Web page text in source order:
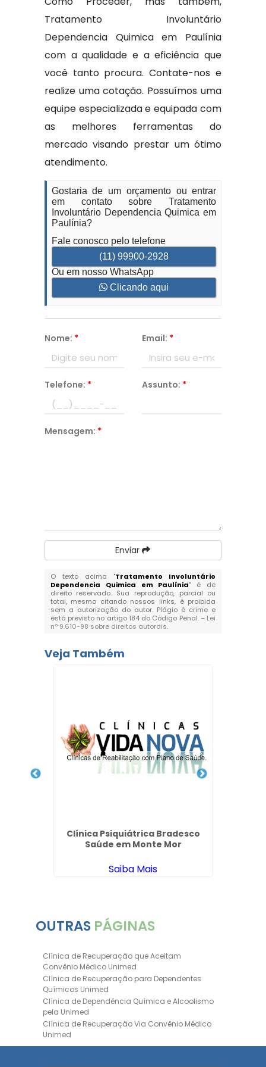
Tratamento Involuntário
Dependencia Quimica em Paulínia
com a qualidade e a eficiência que
você tanto procura. Contate-nos e
realize uma cotação. Possuímos uma
equipe especializada e equipada com
as melhores ferramentas do
mercado visando prestar um ótimo
atendimento.
Gostaria de um orçamento ou entrar
em contato sobre Tratamento
Involuntário Dependencia Quimica em
Paulínia?
Fale conosco pelo telefone
(11) 99900-2928
Ou em nosso WhatsApp
Clicando aqui
Nome: * Email: *
Telefone: * Assunto: *
Mensagem: *
Enviar
O texto acima "Tratamento Involuntário
Dependencia Quimica em Paulínia" é de
direito reservado. Sua reprodução, parcial ou
total, mesmo citando nossos links, é proibida
sem a autorização do autor. Plágio é crime e
está previsto no artigo 184 do Código Penal. – Lei
n° 9.610-98 sobre direitos autorais.
Veja Também
Clínica Psiquiátrica Bradesco
Saúde em Monte Mor
Saiba Mais
OUTRAS PÁGINAS
Clínica de Recuperação que Aceitam
Convênio Médico Unimed
Clínica de Recuperação para Dependentes
Químicos Unimed
Clínica de Dependência Química e Alcoolismo
pela Unimed
Clínica de Recuperação Via Convênio Médico
Unimed
Clínica de Recuperação Convênio Bradesco